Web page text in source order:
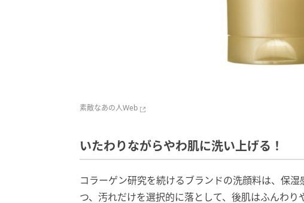
素敵なあの人Web
いたわりながらやわ肌に洗い上げる！
コラーゲン研究を続けるブランドの洗顔料は、保
つ、汚れだけを選択的に落として、後肌はふんわり